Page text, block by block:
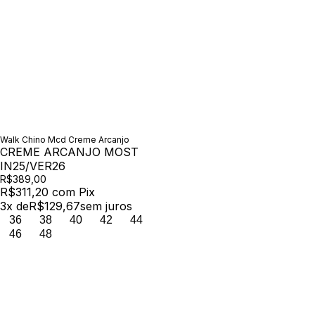
Walk Chino Mcd Creme Arcanjo
CREME ARCANJO MOST
IN25/VER26
R$389,00
R$311,20 com Pix
3x deR$129,67sem juros
36 38 40 42
44
46
48